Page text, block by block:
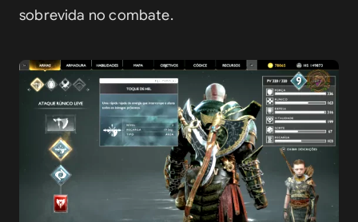
sobrevida no combate.